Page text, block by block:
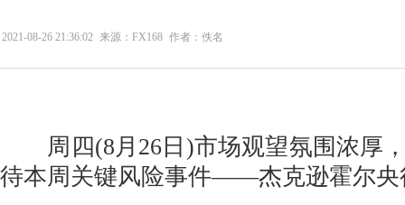
2021-08-26 21:36:02 来源：FX168 作者：佚名
周四(8月26日)市场观望氛围浓厚
待本周关键风险事件——杰克逊霍尔央